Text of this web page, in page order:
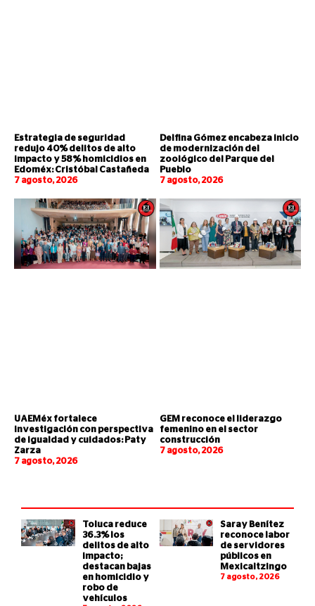
Estrategia de seguridad
redujo 40% delitos de alto
impacto y 58% homicidios en
Edoméx: Cristóbal Castañeda
7 agosto, 2026
Delfina Gómez encabeza inicio
de modernización del
zoológico del Parque del
Pueblo
7 agosto, 2026
UAEMéx fortalece
investigación con perspectiva
de igualdad y cuidados: Paty
Zarza
7 agosto, 2026
GEM reconoce el liderazgo
femenino en el sector
construcción
7 agosto, 2026
Toluca reduce
36.3% los
delitos de alto
impacto;
destacan bajas
en homicidio y
robo de
vehículos
Saray Benítez
reconoce labor
de servidores
públicos en
Mexicaltzingo
7 agosto, 2026